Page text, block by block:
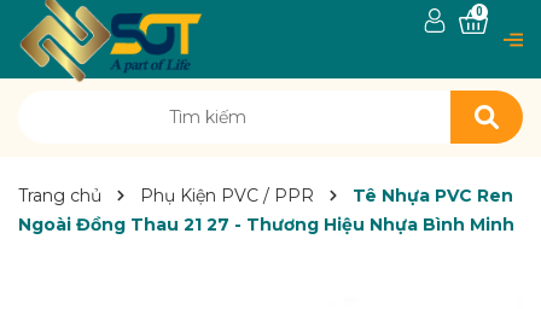
0
Trang chủ Phụ Kiện PVC / PPR
Tê Nhựa PVC Ren
Ngoài Đồng Thau 21 27 - Thương Hiệu Nhựa Bình Minh